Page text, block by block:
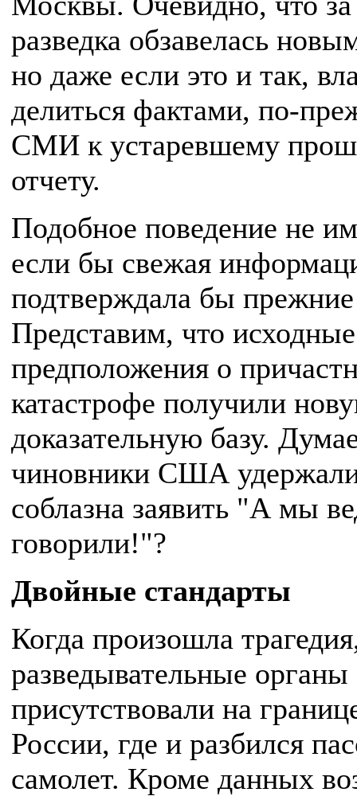
разведка обзавелась
но даже если это и так,
делиться фактами, по-
СМИ к устаревшему
отчету.
Подобное поведение не
если бы свежая
подтверждала бы
Представим, что исходные
предположения о
катастрофе получили
доказательную базу.
чиновники США
соблазна заявить "А мы
говорили!"?
Двойные стандарты
Когда произошла
разведывательные
присутствовали на
России, где и разбился
самолет. Кроме данных